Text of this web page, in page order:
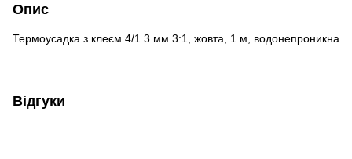
Опис
Термоусадка з клеєм 4/1.3 мм 3:1, жовта, 1 м, водонепроникна
Відгуки